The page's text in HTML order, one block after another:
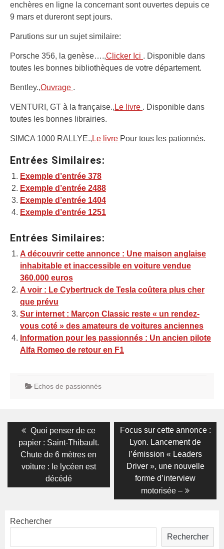
enchères en ligne la concernant sont ouvertes depuis ce
9 mars et dureront sept jours.
Parutions sur un sujet similaire:
Porsche 356, la genèse….,Clicker Ici . Disponible dans
toutes les bonnes bibliothèques de votre département.
Bentley.,Ouvrage .
VENTURI, GT à la française., Le livre . Disponible dans
toutes les bonnes librairies.
SIMCA 1000 RALLYE., Le livre Pour tous les pationnés.
Entrées Similaires:
Exemple d’entrée 378
Exemple d’entrée 2488
Exemple d’entrée 1404
Exemple d’entrée 1251
Entrées Similaires:
A découvrir cette annonce : Une maison anglaise
inhabitable et inaccessible en voiture vendue
360.000 euros
A voir : Le Cybertruck de Tesla coûtera plus cher
que prévu
Sur internet : Marçon Classic reste « un rendez-
vous coté » des amateurs de voitures anciennes
Information pour les passionnés : Un ancien pilote
Alfa Romeo de retour en F1
Echos de passionnés
Navigation
de
l’article
Previous
post:
Quoi penser de ce
papier : Saint-Thibault.
Chute de 6 mètres en
voiture : le lycéen est
décédé
Next
post:
Focus sur cette annonce :
Lyon. Lancement de
l’émission « Leaders
Driver », une nouvelle
forme d’interview
motorisée –
Rechercher
Rechercher